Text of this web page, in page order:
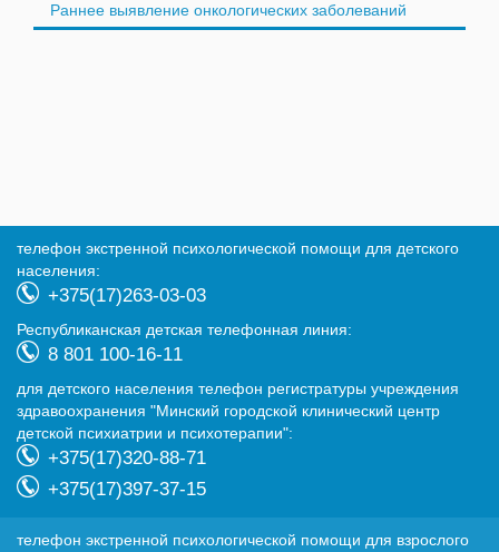
Раннее выявление онкологических заболеваний
телефон экстренной психологической помощи для детского
населения:
+375(17)263-03-03
Республиканская детская телефонная линия:
8 801 100-16-11
для детского населения телефон регистратуры учреждения
здравоохранения "Минский городской клинический центр
детской психиатрии и психотерапии":
+375(17)320-88-71
+375(17)397-37-15
телефон экстренной психологической помощи для взрослого